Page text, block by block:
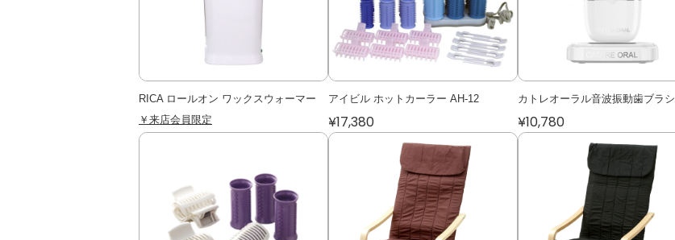
RICA ロールオン ワックスウォーマー
￥来店会員限定
アイビル ホットカーラー AH-12
¥17,380
カトレオーラル音波振動歯ブラシ
¥10,780